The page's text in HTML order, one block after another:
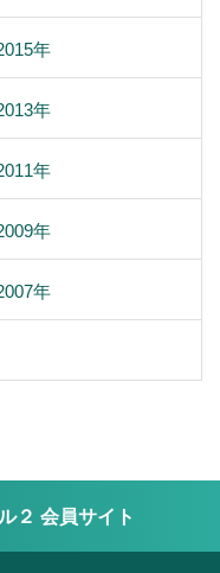
年
年
年
年
年
２ 会員サイト